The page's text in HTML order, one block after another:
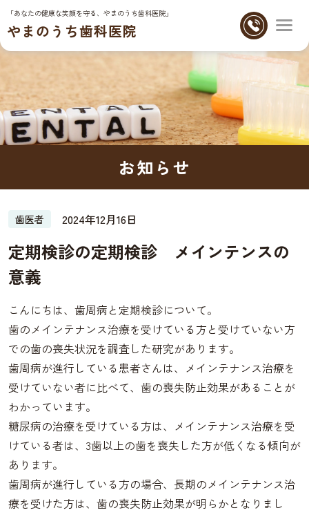
「あなたの健康な笑顔を守る、やまのうち歯科医院」
やまのうち歯科医院
お知らせ
歯医者 2024年12月16日
定期検診の定期検診 メインテンスの
意義
こんにちは、歯周病と定期検診について。
歯のメインテナンス治療を受けている方と受けていない方
での歯の喪失状況を調査した研究があります。
歯周病が進行している患者さんは、メインテナンス治療を
受けていない者に比べて、歯の喪失防止効果があることが
わかっています。
糖尿病の治療を受けている方は、メインテナンス治療を受
けている者は、3歯以上の歯を喪失した方が低くなる傾向が
あります。
歯周病が進行している方の場合、長期のメインテナンス治
療を受けた方は、歯の喪失防止効果が明らかとなりまし